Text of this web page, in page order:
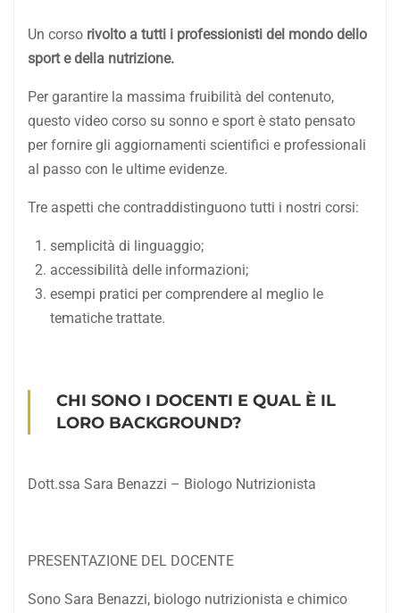
Un corso rivolto a tutti i professionisti del mondo dello
sport e della nutrizione.
Per garantire la massima fruibilità del contenuto,
questo video corso su sonno e sport è stato pensato
per fornire gli aggiornamenti scientifici e professionali
al passo con le ultime evidenze.
Tre aspetti che contraddistinguono tutti i nostri corsi:
semplicità di linguaggio;
accessibilità delle informazioni;
esempi pratici per comprendere al meglio le
tematiche trattate.
CHI SONO I DOCENTI E QUAL È IL
LORO BACKGROUND?
Dott.ssa Sara Benazzi – Biologo Nutrizionista
PRESENTAZIONE DEL DOCENTE
Sono Sara Benazzi, biologo nutrizionista e chimico